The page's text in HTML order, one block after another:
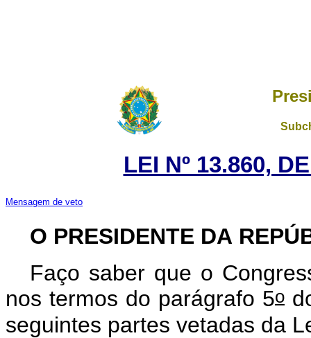
LEI Nº 13.860,
Mensagem de veto
O PRESIDENTE DA
Faço saber que o
nos termos do parágrafo 5o
seguintes partes vetadas da